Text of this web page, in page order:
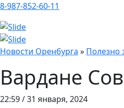
8-987-852-60-11
Новости Оренбурга » Полезно
Вардане
22:59 / 31 января, 2024